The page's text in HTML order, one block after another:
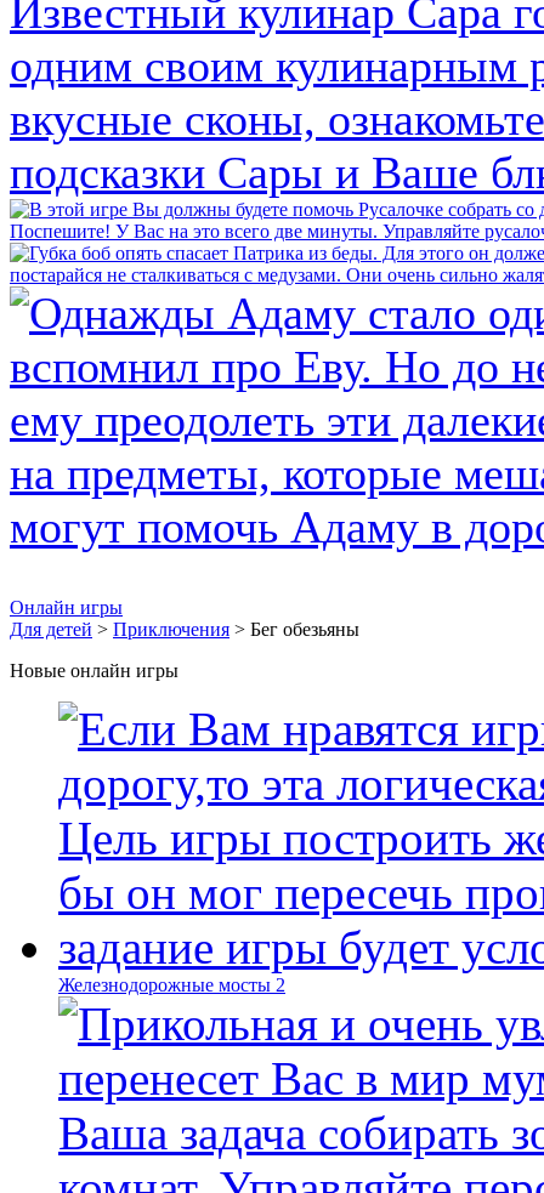
Онлайн игры
Для детей > Приключения > Бег обезьяны
Новые онлайн игры
Железнодорожные мосты 2